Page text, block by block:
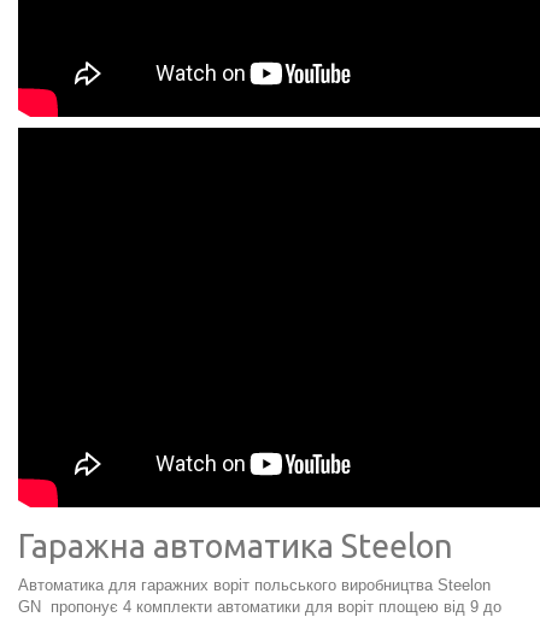
Гаражна автоматика Steelon
Автоматика для гаражних воріт польського виробництва Steelon
GN пропонує 4 комплекти автоматики для воріт площею від 9 до